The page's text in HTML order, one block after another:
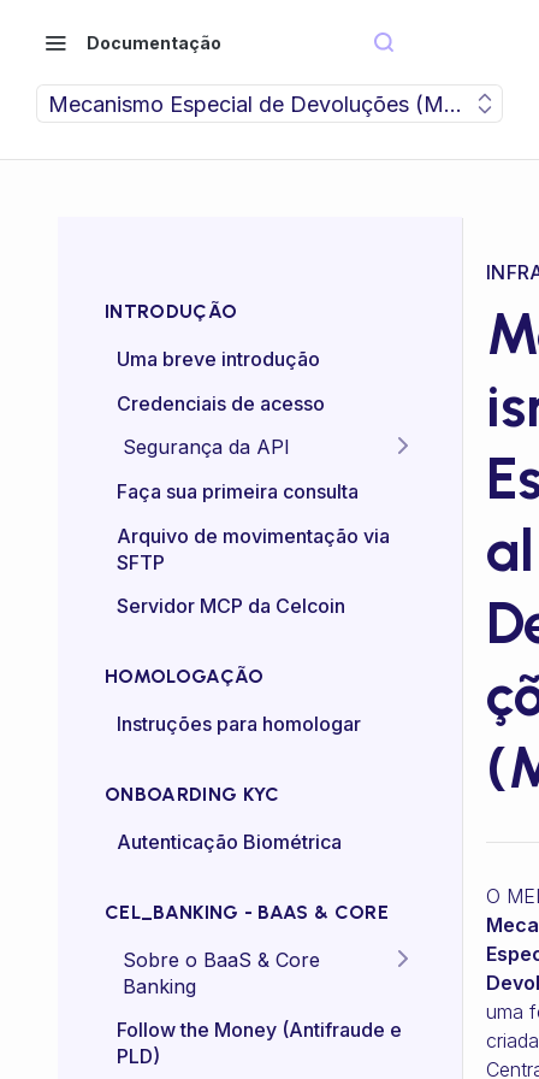
Documentação
Mecanismo Especial de Devoluções (MED)
INTRODUÇÃO
Uma breve introdução
Credenciais de acesso
Segurança da API
Idempotência das APIs
Certificado mTLS
control)
Faça sua primeira consulta
Arquivo de movimentação via
SFTP
Servidor MCP da Celcoin
HOMOLOGAÇÃO
Instruções para homologar
ONBOARDING KYC
Autenticação Biométrica
CEL_BANKING - BAAS & CORE
Sobre o BaaS & Core
Banking
FAQs
Follow the Money (Antifraude e
PLD)
O
uma